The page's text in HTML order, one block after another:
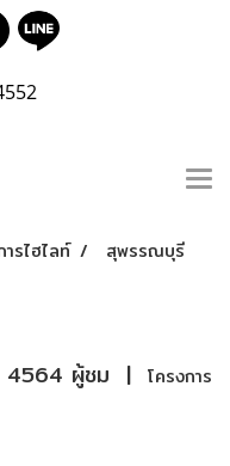
ารไฮไลท์ สุพรรณบุรี
4564 ผู้ชม |
โครงการ